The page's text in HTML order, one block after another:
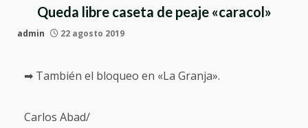
Queda libre caseta de peaje «caracol»
admin 22 agosto 2019
➡ También el bloqueo en «La Granja».
Carlos Abad/